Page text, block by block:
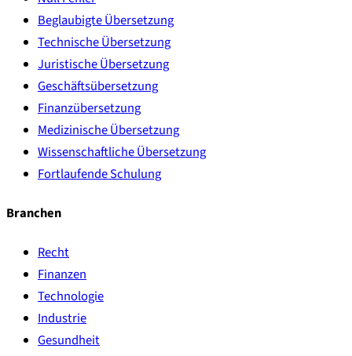
Beglaubigte Übersetzung
Technische Übersetzung
Juristische Übersetzung
Geschäftsübersetzung
Finanzübersetzung
Medizinische Übersetzung
Wissenschaftliche Übersetzung
Fortlaufende Schulung
Branchen
Recht
Finanzen
Technologie
Industrie
Gesundheit